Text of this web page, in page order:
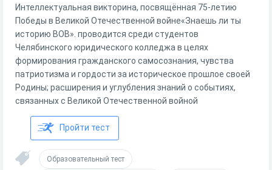
Интеллектуальная викторина, посвящённая 75-летию
Победы в Великой Отечественной войне«Знаешь ли ты
историю ВОВ». проводится среди студентов
Челябинского юридического колледжа в целях
формирования гражданского самосознания, чувства
патриотизма и гордости за историческое прошлое своей
Родины; расширения и углубления знаний о событиях,
связанных с Великой Отечественной войной
Пройти тест
Образовательный тест